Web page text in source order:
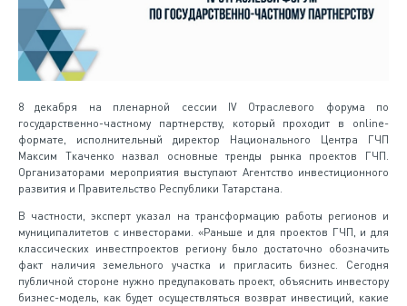
8 декабря на пленарной сессии IV Отраслевого форума по
государственно-частному партнерству, который проходит в online-
формате, исполнительный директор Национального Центра ГЧП
Максим Ткаченко назвал основные тренды рынка проектов ГЧП.
Организаторами мероприятия выступают Агентство инвестиционного
развития и Правительство Республики Татарстана.
В частности, эксперт указал на трансформацию работы регионов и
муниципалитетов с инвесторами. «Раньше и для проектов ГЧП, и для
классических инвестпроектов региону было достаточно обозначить
факт наличия земельного участка и пригласить бизнес. Сегодня
публичной стороне нужно предупаковать проект, объяснить инвестору
бизнес-модель, как будет осуществляться возврат инвестиций, какие